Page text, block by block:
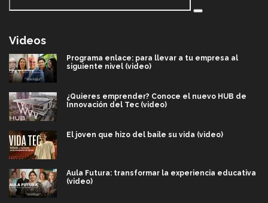
Videos
Programa enlace: para llevar a tu empresa al
siguiente nivel (video)
¿Quieres emprender? Conoce el nuevo HUB de
Innovación del Tec (video)
El joven que hizo del baile su vida (video)
Aula Futura: transformar la experiencia educativa
(video)